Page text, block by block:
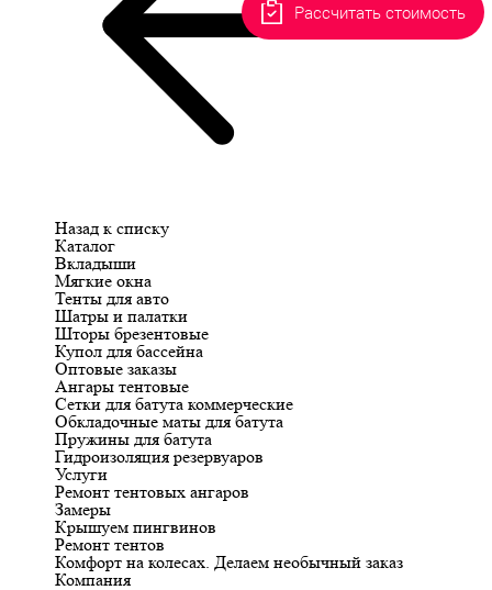
Назад к списку
Каталог
Вкладыши
Мягкие окна
Тенты для авто
Шатры и палатки
Шторы брезентовые
Купол для бассейна
Оптовые заказы
Ангары тентовые
Сетки для батута коммерческие
Обкладочные маты для батута
Пружины для батута
Гидроизоляция резервуаров
Услуги
Ремонт тентовых ангаров
Замеры
Крышуем пингвинов
Ремонт тентов
Комфорт на колесах. Делаем необычный заказ
Компания
Рассчитать стоимость